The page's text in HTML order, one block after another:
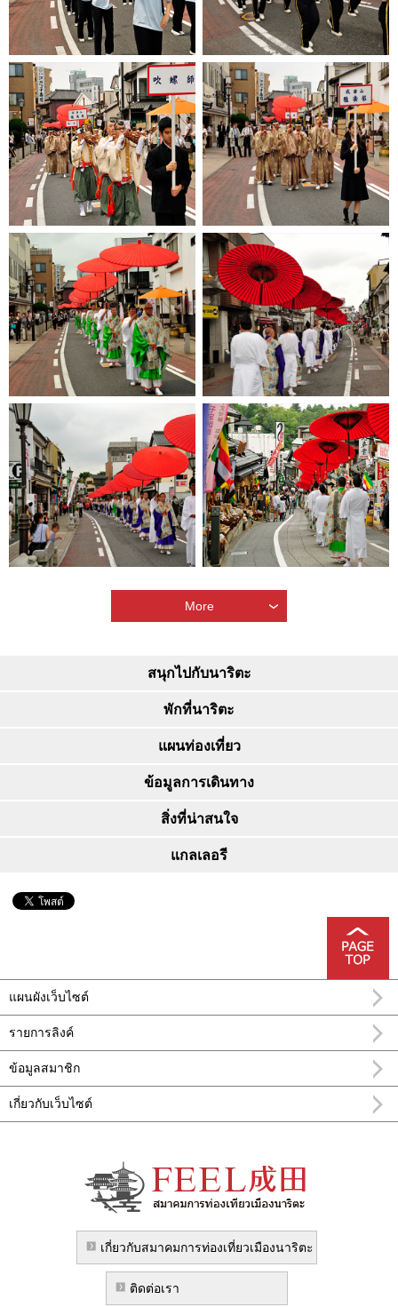
More
สนุกไปกับนาริตะ
พักที่นาริตะ
แผนท่องเที่ยว
ข้อมูลการเดินทาง
สิ่งที่น่าสนใจ
แกลเลอรี
แผนผังเว็บไซต์
รายการลิงค์
ข้อมูลสมาชิก
เกี่ยวกับเว็บไซต์
อำเภอ นะริทะ FEEL นาริตะข้อมูลการท่อง
เที่ยวทางการ
เกี่ยวกับสมาคมการท่องเที่ยวเมืองนาริตะ
ติดต่อเรา